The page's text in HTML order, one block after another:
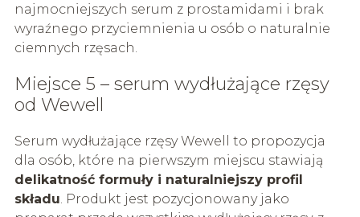
najmocniejszych serum z prostamidami i brak
wyraźnego przyciemnienia u osób o naturalnie
ciemnych rzęsach.
Miejsce 5 – serum wydłużające rzęsy
od Wewell
Serum wydłużające rzęsy Wewell to propozycja
dla osób, które na pierwszym miejscu stawiają
delikatność formuły i naturalniejszy profil
składu . Produkt jest pozycjonowany jako